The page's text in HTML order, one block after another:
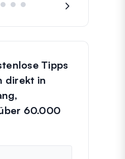
Tipps
direkt in
60.000